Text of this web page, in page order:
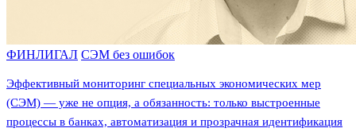
ФИНЛИГАЛ СЭМ без ошибок
Эффективный мониторинг специальных экономических мер
(СЭМ) — уже не опция, а обязанность: только выстроенные
процессы в банках, автоматизация и прозрачная идентификация